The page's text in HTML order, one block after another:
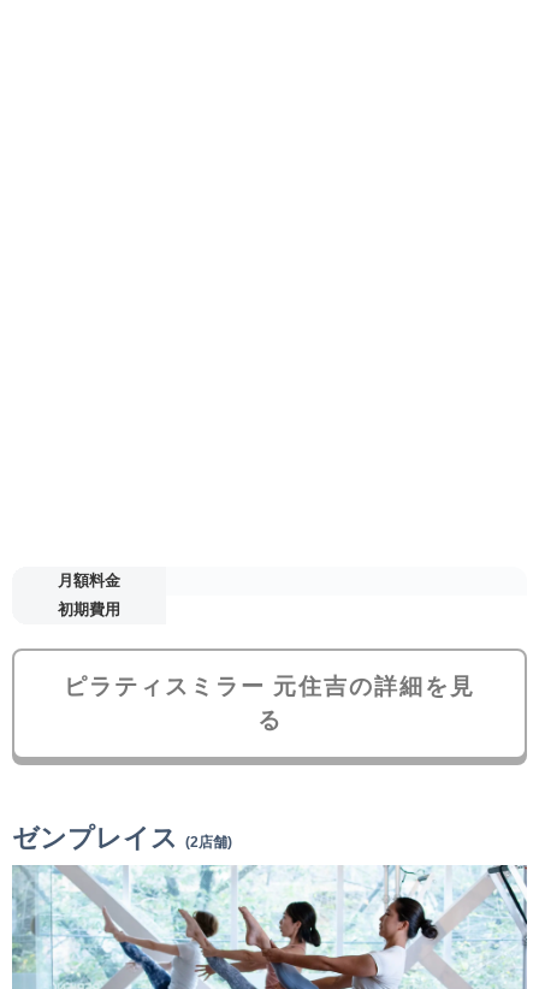
月額料金
初期費用
ピラティスミラー 元住吉の詳細を見
る
ゼンプレイス (2店舗)